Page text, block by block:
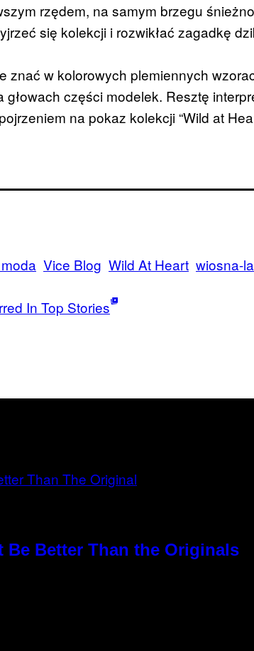
rzędem, na samym brzegu
się kolekcji i rozwikłać zagadkę
znać w kolorowych plemiennych
części modelek. Resztę
na pokaz kolekcji “Wild at
Vice Blog Wild At Heart wiosna-
In Top Stories
Be Better Than the Originals